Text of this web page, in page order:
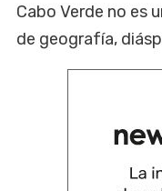
Cabo Verde no es
de geografía,